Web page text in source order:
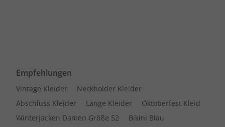
Empfehlungen
Vintage Kleider
Neckholder Kleider
Abschluss Kleider
Lange Kleider
Oktoberfest Kleid
Winterjacken Damen Größe 52
Bikini Blau